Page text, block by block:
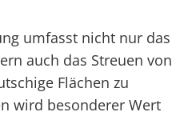
umfasst nicht nur das
auch das Streuen von
Flächen zu
wird besonderer Wert